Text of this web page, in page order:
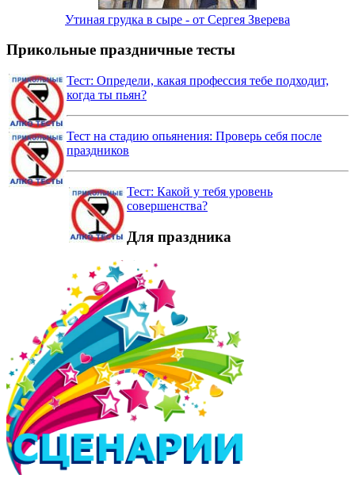
Утиная грудка в сыре - от Сергея Зверева
Прикольные праздничные тесты
Тест: Определи, какая профессия тебе подходит,
когда ты пьян?
Тест на стадию опьянения: Проверь себя после
праздников
Тест: Какой у тебя уровень
совершенства?
Для праздника